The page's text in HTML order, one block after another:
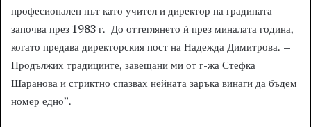
професионален път като учител и директор на градината
започва през 1983 г. До оттеглянето ѝ през миналата година,
когато предава директорския пост на Надежда Димитрова. –
Продължих традициите, завещани ми от г-жа Стефка
Шаранова и стриктно спазвах нейната заръка винаги да бъдем
номер едно”.